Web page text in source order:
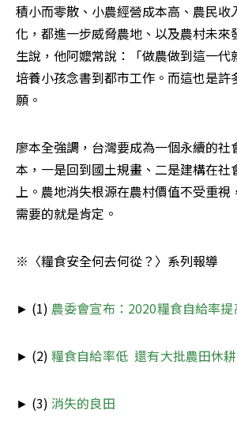
積小而零散、小農經營成本高、農民收
化，都進一步威脅農地、以及農村未來
生說，他阿嬤常說：「做農做到這一代
培養小孩念書到都市工作。而這也是許
願。
廖本全強調，台灣要成為一個永續的社
本，一是回到國土規畫、二是建構在社
上。農地消失根源在農村價值不受重視
需要的就是肯定。
※〈糧食安全何去何從？〉系列報導
► (1) 農委會宣布：2020糧食自給率
► (2) 糧食自給率低  還有大批農田休耕
► (3) 消失的良田